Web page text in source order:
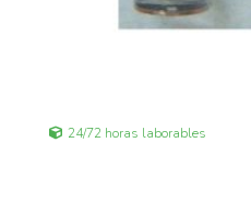
24/72 horas laborables